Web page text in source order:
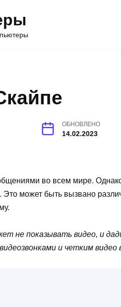
ОБНОВЛЕНО
14.02.2023
во всем мире.
Это может быть вызвано
не показывать видео, и
и четким видео